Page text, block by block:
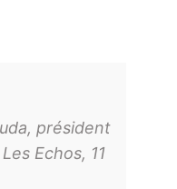
président
Echos, 11